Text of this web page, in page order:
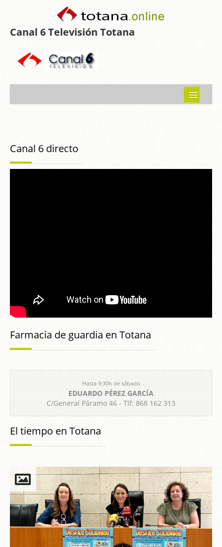
Canal 6 Televisión Totana
Programas emitidos
Canal 6 directo
Farmacia de guardia en Totana
Hasta 9:30h de sábado
EDUARDO PÉREZ GARCÍA
C/General Páramo 46 - Tlf: 868 162 313
El tiempo en Totana